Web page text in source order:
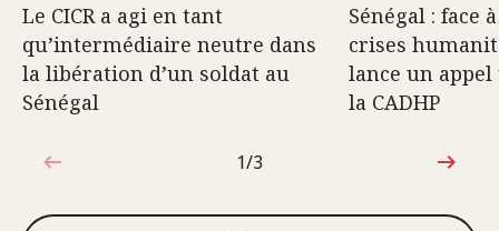
Le CICR a agi en tant
qu’intermédiaire neutre dans
la libération d’un soldat au
Sénégal
Sénégal : face
crises
lance un
la CADHP
1sur3
1/3